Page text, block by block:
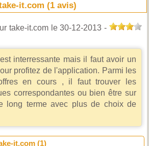
it.com (1 avis)
take-it.comle 30-12-2013 -
interressante mais il faut avoir un
profitez de l'application. Parmi les
en cours , il faut trouver les
correspondantes ou bien être sur
long terme avec plus de choix de
it.com (1)